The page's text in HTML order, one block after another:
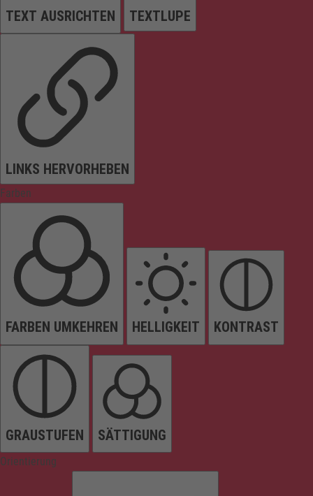
TEXT AUSRICHTEN TEXTLUPE
LINKS HERVORHEBEN
Farben
FARBEN UMKEHREN HELLIGKEIT KONTRAST
GRAUSTUFEN SÄTTIGUNG
Orientierung